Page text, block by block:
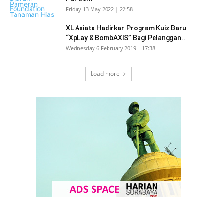
Friday 13 May 2022 | 22:58
XL Axiata Hadirkan Program Kuiz Baru
“XpLay & BombAXIS” Bagi Pelanggan...
Wednesday 6 February 2019 | 17:38
Load more